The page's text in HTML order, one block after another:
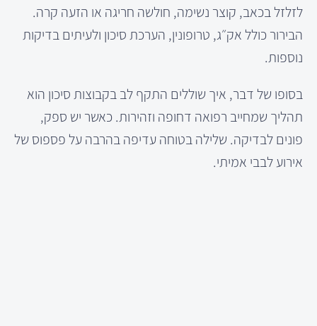
לזלזל בכאב, קוצר נשימה, חולשה חריגה או הזעה קרה.
הבירור כולל אק״ג, טרופונין, הערכת סיכון ולעיתים בדיקות
נוספות.
בסופו של דבר, איך שוללים התקף לב בקבוצות סיכון הוא
תהליך שמחייב רפואה דחופה וזהירות. כאשר יש ספק,
פונים לבדיקה. שלילה בטוחה עדיפה בהרבה על פספוס של
אירוע לבבי אמיתי.